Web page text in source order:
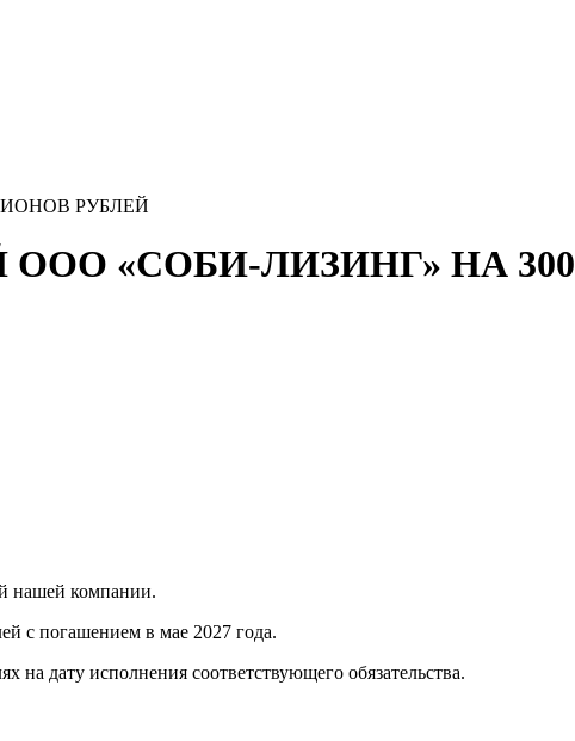
РУБЛЕЙ
«СОБИ-ЛИЗИНГ» НА 300
нашей компании.
с погашением в мае 2027 года.
дату исполнения соответствующего обязательства.